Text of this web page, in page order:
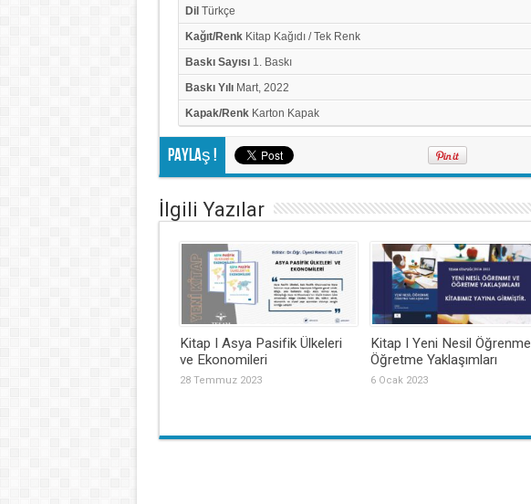
Dil Türkçe
Kağıt/Renk Kitap Kağıdı / Tek Renk
Baskı Sayısı 1. Baskı
Baskı Yılı Mart, 2022
Kapak/Renk Karton Kapak
Paylaş !
İlgili Yazılar
Kitap I Asya Pasifik Ülkeleri
ve Ekonomileri
28 Temmuz 2023
Kitap I Yeni Nesil Öğrenme
Öğretme Yaklaşımları
6 Ocak 2023